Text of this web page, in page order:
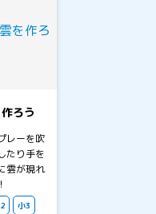
ろう
レーを吹
たり手を
雲が現れ
小3